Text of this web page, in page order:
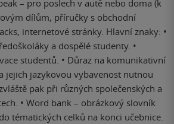
– pro poslech v autě nebo doma (k
dílům, příručky s obchodní
internetové stránky. Hlavní znaky: •
a dospělé studenty. •
studentů. • Důraz na komunikativní
jejich jazykovou vybavenost nutnou
pak při různých společenských a
• Word bank – obrázkový slovník
tématických celků na konci učebnice.